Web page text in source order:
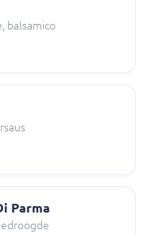
balsamico
Parma